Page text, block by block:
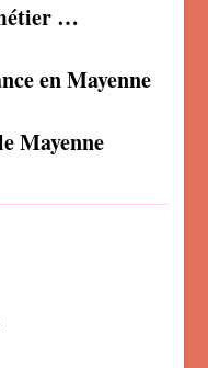
…
en Mayenne
Mayenne